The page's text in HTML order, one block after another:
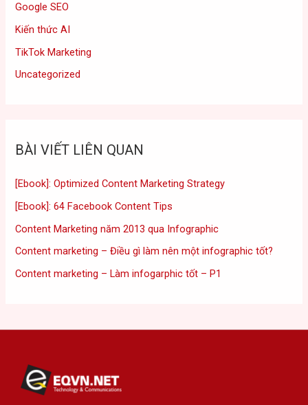
Google SEO
Kiến thức AI
TikTok Marketing
Uncategorized
BÀI VIẾT LIÊN QUAN
[Ebook]: Optimized Content Marketing Strategy
[Ebook]: 64 Facebook Content Tips
Content Marketing năm 2013 qua Infographic
Content marketing – Điều gì làm nên một infographic tốt?
Content marketing – Làm infogarphic tốt – P1